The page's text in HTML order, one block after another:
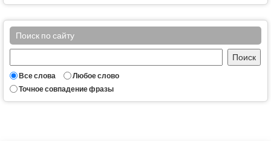
Поиск по сайту
Все слова
Любое слово
Точное совпадение фразы